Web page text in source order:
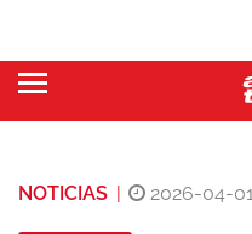
NOTICIAS | 2026-04-